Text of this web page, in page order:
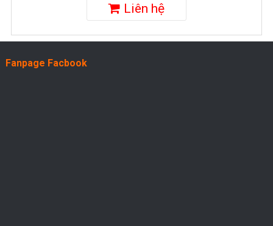
Liên hệ
Fanpage Facbook